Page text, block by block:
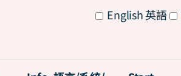
All English 英語